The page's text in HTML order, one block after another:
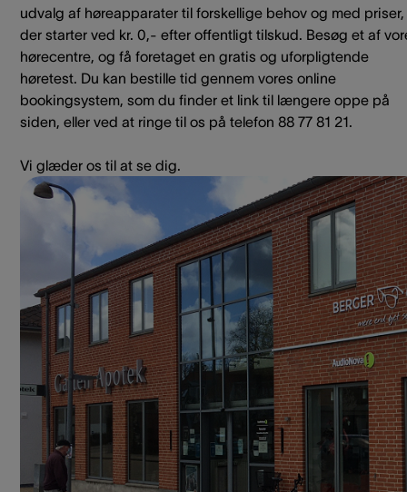
udvalg af høreapparater til forskellige behov og med priser,
der starter ved kr. 0,- efter offentligt tilskud. Besøg et af
hørecentre, og få foretaget en gratis og uforpligtende
høretest. Du kan bestille tid gennem vores online
bookingsystem, som du finder et link til længere oppe på
siden, eller ved at ringe til os på telefon 88 77 81 21.
Vi glæder os til at se dig.